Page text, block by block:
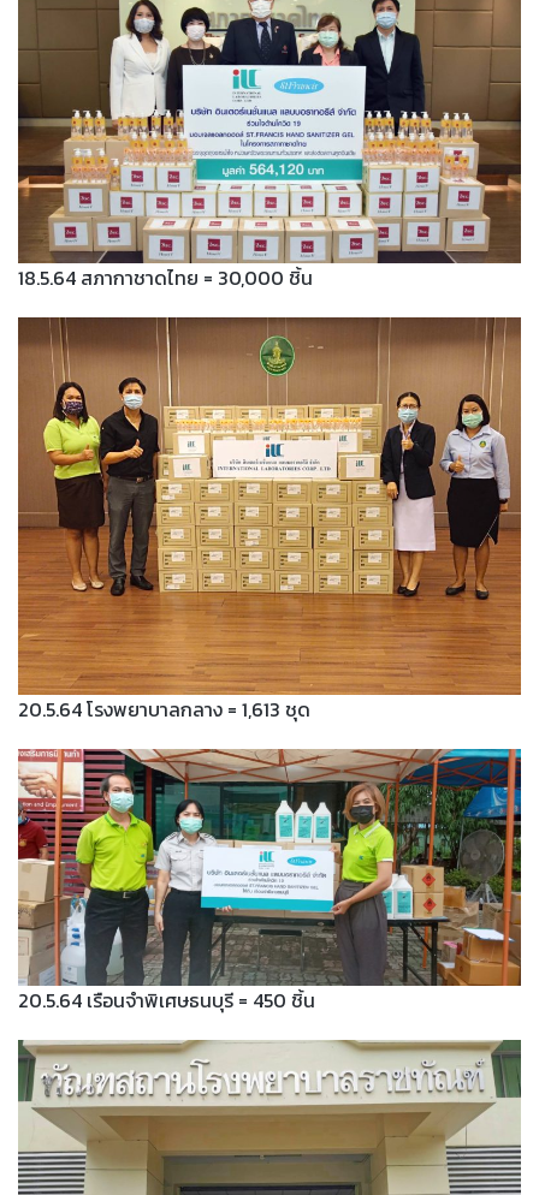
18.5.64 สภากาชาดไทย = 30,000 ชิ้น
20.5.64 โรงพยาบาลกลาง = 1,613 ชุด
20.5.64 เรือนจำพิเศษธนบุรี = 450 ชิ้น